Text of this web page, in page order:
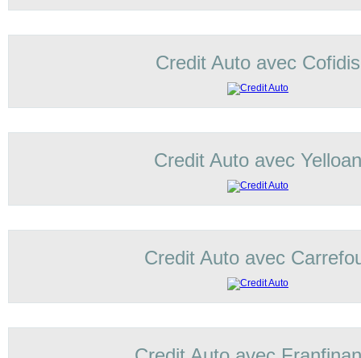
Credit Auto avec Cofidis
Credit Auto avec Yelloan
Credit Auto avec